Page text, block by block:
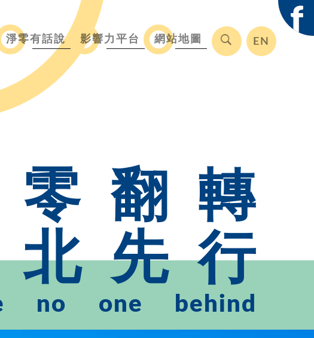
淨零有話說 影響力平台 網站地圖 EN
f
零 翻
轉
北 先 行
no one behind